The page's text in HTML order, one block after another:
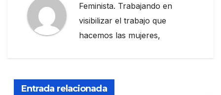
Feminista. Trabajando en
visibilizar el trabajo que
hacemos las mujeres,
Entrada relacionada